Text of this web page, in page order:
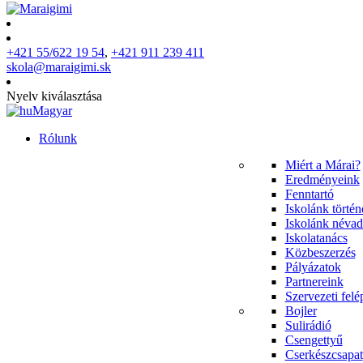
+421 55/622 19 54, +421 911 239 411
skola@maraigimi.sk
Nyelv kiválasztása
Magyar
Rólunk
Miért a Márai?
Eredményeink
Fenntartó
Iskolánk
Iskolánk
Iskolatanács
Közbeszerzés
Pályázatok
Partnereink
Szervezeti
Bojler
Sulirádió
Csengettyű
Cserkészcsapat